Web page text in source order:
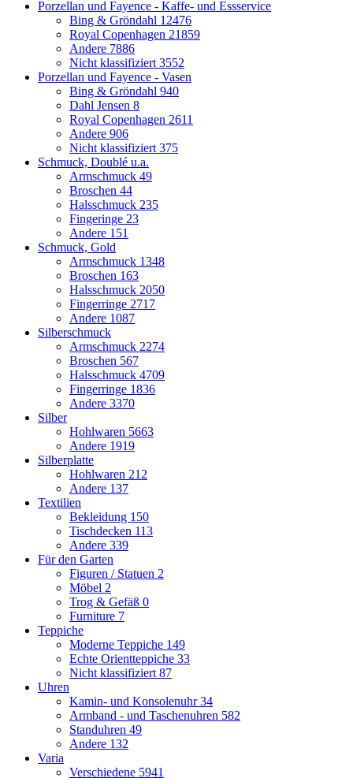
Porzellan und Fayence - Kaffe- und Essservice
Bing & Gröndahl 12476
Royal Copenhagen 21859
Andere 7886
Nicht klassifiziert 3552
Porzellan und Fayence - Vasen
Bing & Gröndahl 940
Dahl Jensen 8
Royal Copenhagen 2611
Andere 906
Nicht klassifiziert 375
Schmuck, Doublé u.a.
Armschmuck 49
Broschen 44
Halsschmuck 235
Fingeringe 23
Andere 151
Schmuck, Gold
Armschmuck 1348
Broschen 163
Halsschmuck 2050
Fingerringe 2717
Andere 1087
Silberschmuck
Armschmuck 2274
Broschen 567
Halsschmuck 4709
Fingerringe 1836
Andere 3370
Silber
Hohlwaren 5663
Andere 1919
Silberplatte
Hohlwaren 212
Andere 137
Textilien
Bekleidung 150
Tischdecken 113
Andere 339
Für den Garten
Figuren / Statuen 2
Möbel 2
Trog & Gefäß 0
Furniture 7
Teppiche
Moderne Teppiche 149
Echte Orientteppiche 33
Nicht klassifiziert 87
Uhren
Kamin- und Konsolenuhr34
Armband - und Taschenuhren 582
Standuhren 49
Andere 132
Varia
Verschiedene 5941